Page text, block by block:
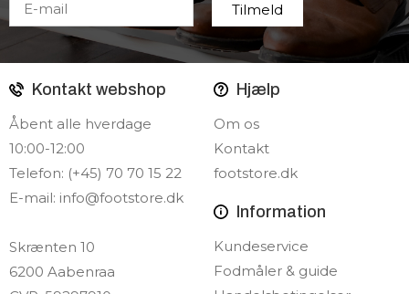
Kontakt webshop
Åbent alle hverdage
10:00-12:00
Telefon: (+45) 70 70 15 22
E-mail: info@footstore.dk
Skrænten 10
6200 Aabenraa
Hjælp
Om os
Kontakt
footstore.dk
Information
Kundeservice
Fodmåler & guide